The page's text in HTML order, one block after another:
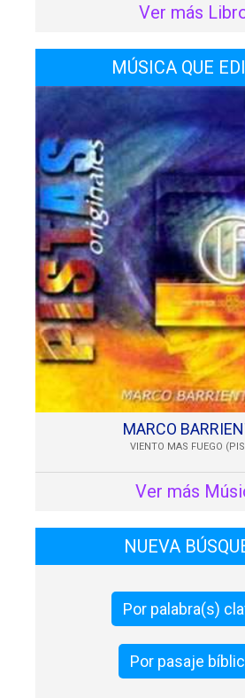
Ver más
MÚSICA QUE
MARCO
VIENTO MAS FUEGO
Ver más
NUEVA
Por palabra(s)
Por pasaje